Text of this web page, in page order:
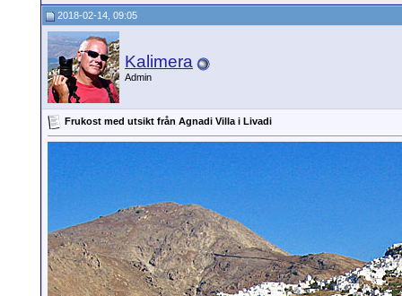
2018-02-14, 09:05
Kalimera
Admin
Frukost med utsikt från Agnadi Villa i Livadi